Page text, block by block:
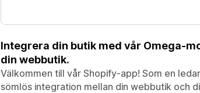
Integrera din butik med vår Omega-
din webbutik.
Välkommen till vår Shopify-app! Som en
sömlös integration mellan din webbutik och